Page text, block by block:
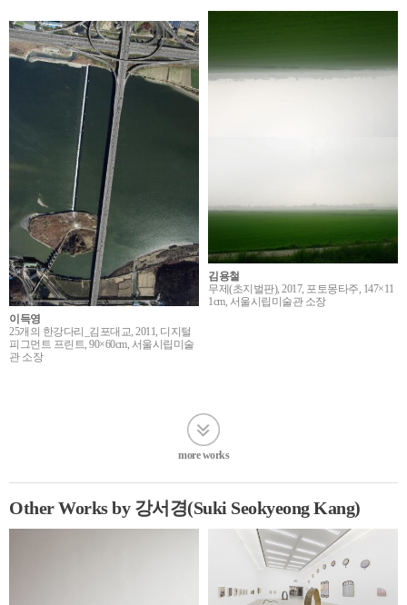
김용철
무제(초지벌판), 2017, 포토몽타주, 147×11
1cm, 서울시립미술관 소장
이득영
25개의 한강다리_김포대교, 2011, 디지털
피그먼트 프린트, 90×60cm, 서울시립미술
관 소장
more works
Other Works by 강서경(Suki Seokyeong Kang)